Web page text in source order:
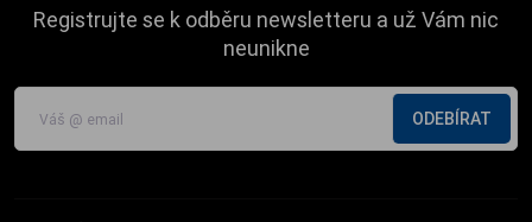
Registrujte se k odběru newsletteru a už Vám nic
neunikne
ODEBÍRAT